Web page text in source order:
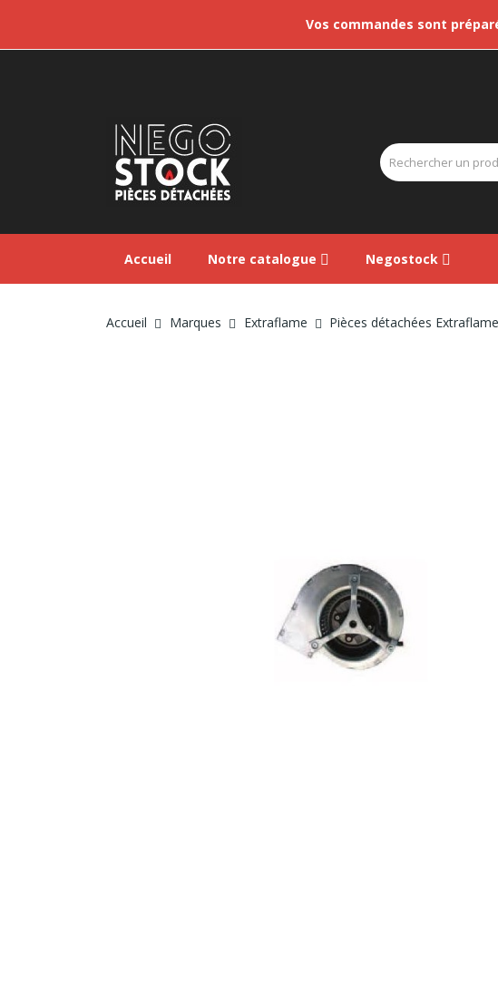
Vos commandes sont
Accueil Notre catalogue Negostock
Accueil Marques Extraflame Pièces détachées Extraflame